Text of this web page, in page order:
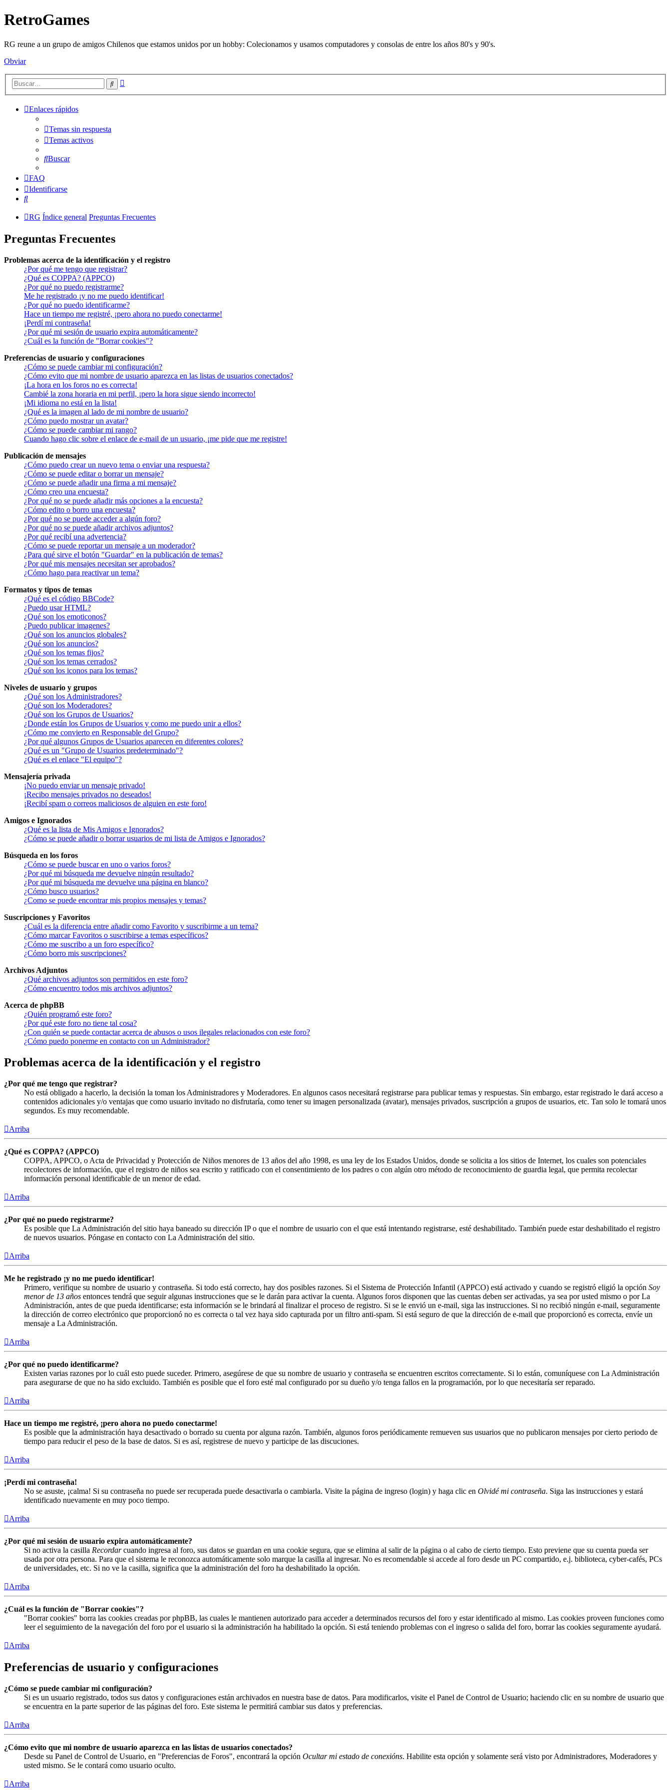
RetroGames
RG reune a un grupo de amigos Chilenos que estamos unidos por un hobby: Colecionamos y usamos computadores y consolas de entre los años 80's y 90's.
Obviar
Buscar
Enlaces rápidos
Temas sin respuesta
Temas activos
Buscar
FAQ
Identificarse
Buscar
RG Índice general Preguntas Frecuentes
Preguntas Frecuentes
Problemas acerca de la identificación y el registro
¿Por qué me tengo que registrar?
¿Qué es COPPA? (APPCO)
¿Por qué no puedo registrarme?
Me he registrado ¡y no me puedo identificar!
¿Por qué no puedo identificarme?
Hace un tiempo me registré, ¡pero ahora no puedo conectarme!
¡Perdí mi contraseña!
¿Por qué mi sesión de usuario expira automáticamente?
¿Cuál es la función de "Borrar cookies"?
Preferencias de usuario y configuraciones
¿Cómo se puede cambiar mi configuración?
¿Cómo evito que mi nombre de usuario aparezca en las listas de usuarios conectados?
¡La hora en los foros no es correcta!
Cambié la zona horaria en mi perfil, ¡pero la hora sigue siendo incorrecto!
¡Mi idioma no está en la lista!
¿Qué es la imagen al lado de mi nombre de usuario?
¿Cómo puedo mostrar un avatar?
¿Cómo se puede cambiar mi rango?
Cuando hago clic sobre el enlace de e-mail de un usuario, ¡me pide que me registre!
Publicación de mensajes
¿Cómo puedo crear un nuevo tema o enviar una respuesta?
¿Cómo se puede editar o borrar un mensaje?
¿Cómo se puede añadir una firma a mi mensaje?
¿Cómo creo una encuesta?
¿Por qué no se puede añadir más opciones a la encuesta?
¿Cómo edito o borro una encuesta?
¿Por qué no se puede acceder a algún foro?
¿Por qué no se puede añadir archivos adjuntos?
¿Por qué recibí una advertencia?
¿Cómo se puede reportar un mensaje a un moderador?
¿Para qué sirve el botón "Guardar" en la publicación de temas?
¿Por qué mis mensajes necesitan ser aprobados?
¿Cómo hago para reactivar un tema?
Formatos y tipos de temas
¿Qué es el código BBCode?
¿Puedo usar HTML?
¿Qué son los emoticonos?
¿Puedo publicar imagenes?
¿Qué son los anuncios globales?
¿Qué son los anuncios?
¿Qué son los temas fijos?
¿Qué son los temas cerrados?
¿Qué son los iconos para los temas?
Niveles de usuario y grupos
¿Qué son los Administradores?
¿Qué son los Moderadores?
¿Qué son los Grupos de Usuarios?
¿Donde están los Grupos de Usuarios y como me puedo unir a ellos?
¿Cómo me convierto en Responsable del Grupo?
¿Por qué algunos Grupos de Usuarios aparecen en diferentes colores?
¿Qué es un "Grupo de Usuarios predeterminado"?
¿Qué es el enlace "El equipo"?
Mensajería privada
¡No puedo enviar un mensaje privado!
¡Recibo mensajes privados no deseados!
¡Recibí spam o correos maliciosos de alguien en este foro!
Amigos e Ignorados
¿Qué es la lista de Mis Amigos e Ignorados?
¿Cómo se puede añadir o borrar usuarios de mi lista de Amigos e Ignorados?
Búsqueda en los foros
¿Cómo se puede buscar en uno o varios foros?
¿Por qué mi búsqueda me devuelve ningún resultado?
¿Por qué mi búsqueda me devuelve una página en blanco?
¿Cómo busco usuarios?
¿Como se puede encontrar mis propios mensajes y temas?
Suscripciones y Favoritos
¿Cuál es la diferencia entre añadir como Favorito y suscribirme a un tema?
¿Cómo marcar Favoritos o suscribirse a temas específicos?
¿Cómo me suscribo a un foro específico?
¿Cómo borro mis suscripciones?
Archivos Adjuntos
¿Qué archivos adjuntos son permitidos en este foro?
¿Cómo encuentro todos mis archivos adjuntos?
Acerca de phpBB
¿Quién programó este foro?
¿Por qué este foro no tiene tal cosa?
¿Con quién se puede contactar acerca de abusos o usos ilegales relacionados con este foro?
¿Cómo puedo ponerme en contacto con un Administrador?
Problemas acerca de la identificación y el registro
¿Por qué me tengo que registrar?
No está obligado a hacerlo, la decisión la toman los Administradores y Moderadores. En algunos casos necesitará registrarse para publicar temas y respuestas. Sin embargo, estar registrado le dará acceso a
contenidos adicionales y/o ventajas que como usuario invitado no disfrutaría, como tener su imagen personalizada (avatar), mensajes privados, suscripción a grupos de usuarios, etc. Tan solo le tomará unos
segundos. Es muy recomendable.
Arriba
¿Qué es COPPA? (APPCO)
COPPA, APPCO, o Acta de Privacidad y Protección de Niños menores de 13 años del año 1998, es una ley de los Estados Unidos, donde se solicita a los sitios de Internet, los cuales son potenciales
recolectores de información, que el registro de niños sea escrito y ratificado con el consentimiento de los padres o con algún otro método de reconocimiento de guardia legal, que permita recolectar
información personal identificable de un menor de edad.
Arriba
¿Por qué no puedo registrarme?
Es posible que La Administración del sitio haya baneado su dirección IP o que el nombre de usuario con el que está intentando registrarse, esté deshabilitado. También puede estar deshabilitado el registro
de nuevos usuarios. Póngase en contacto con La Administración del sitio.
Arriba
Me he registrado ¡y no me puedo identificar!
Primero, verifique su nombre de usuario y contraseña. Si todo está correcto, hay dos posibles razones. Si el Sistema de Protección Infantil (APPCO) está activado y cuando se registró eligió la opción Soy
menor de 13 años entonces tendrá que seguir algunas instrucciones que se le darán para activar la cuenta. Algunos foros disponen que las cuentas deben ser activadas, ya sea por usted mismo o por La
Administración, antes de que pueda identificarse; esta información se le brindará al finalizar el proceso de registro. Si se le envió un e-mail, siga las instrucciones. Si no recibió ningún e-mail, seguramente
la dirección de correo electrónico que proporcionó no es correcta o tal vez haya sido capturada por un filtro anti-spam. Si está seguro de que la dirección de e-mail que proporcionó es correcta, envíe un
mensaje a La Administración.
Arriba
¿Por qué no puedo identificarme?
Existen varias razones por lo cuál esto puede suceder. Primero, asegúrese de que su nombre de usuario y contraseña se encuentren escritos correctamente. Si lo están, comuníquese con La Administración
para asegurarse de que no ha sido excluido. También es posible que el foro esté mal configurado por su dueño y/o tenga fallos en la programación, por lo que necesitaría ser reparado.
Arriba
Hace un tiempo me registré, ¡pero ahora no puedo conectarme!
Es posible que la administración haya desactivado o borrado su cuenta por alguna razón. También, algunos foros periódicamente remueven sus usuarios que no publicaron mensajes por cierto periodo de
tiempo para reducir el peso de la base de datos. Si es así, registrese de nuevo y participe de las discuciones.
Arriba
¡Perdí mi contraseña!
No se asuste, ¡calma! Si su contraseña no puede ser recuperada puede desactivarla o cambiarla. Visite la página de ingreso (login) y haga clic en Olvidé mi contraseña. Siga las instrucciones y estará
identificado nuevamente en muy poco tiempo.
Arriba
¿Por qué mi sesión de usuario expira automáticamente?
Si no activa la casilla Recordarcuando ingresa al foro, sus datos se guardan en una cookie segura, que se elimina al salir de la página o al cabo de cierto tiempo. Esto previene que su cuenta pueda ser
usada por otra persona. Para que el sistema le reconozca automáticamente solo marque la casilla al ingresar. No es recomendable si accede al foro desde un PC compartido, e.j. biblioteca, cyber-cafés, PCs
de universidades, etc. Si no ve la casilla, significa que la administración del foro ha deshabilitado la opción.
Arriba
¿Cuál es la función de "Borrar cookies"?
"Borrar cookies" borra las cookies creadas por phpBB, las cuales le mantienen autorizado para acceder a determinados recursos del foro y estar identificado al mismo. Las cookies proveen funciones como
leer el seguimiento de la navegación del foro por el usuario si la administración ha habilitado la opción. Si está teniendo problemas con el ingreso o salida del foro, borrar las cookies seguramente ayudará.
Arriba
Preferencias de usuario y configuraciones
¿Cómo se puede cambiar mi configuración?
Si es un usuario registrado, todos sus datos y configuraciones están archivados en nuestra base de datos. Para modificarlos, visite el Panel de Control de Usuario; haciendo clic en su nombre de usuario que
se encuentra en la parte superior de las páginas del foro. Este sistema le permitirá cambiar sus datos y preferencias.
Arriba
¿Cómo evito que mi nombre de usuario aparezca en las listas de usuarios conectados?
Desde su Panel de Control de Usuario, en "Preferencias de Foros", encontrará la opción Ocultar mi estado de conexións. Habilite esta opción y solamente será visto por Administradores, Moderadores y
usted mismo. Se le contará como usuario oculto.
Arriba